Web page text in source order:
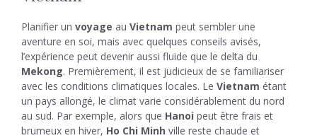
Planifier un voyage au Vietnam peut sembler une
aventure en soi, mais avec quelques conseils avisés,
l’expérience peut devenir aussi fluide que le delta du
Mekong. Premièrement, il est judicieux de se familiariser
avec les conditions climatiques locales. Le Vietnam étant
un pays allongé, le climat varie considérablement du nord
au sud. Par exemple, alors que Hanoi peut être frais et
brumeux en hiver, Ho Chi Minh ville reste chaude et